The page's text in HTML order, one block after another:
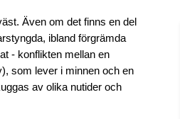
Även om det finns en del
ibland förgrämda
- konflikten mellan en
som lever i minnen och en
av olika nutider och